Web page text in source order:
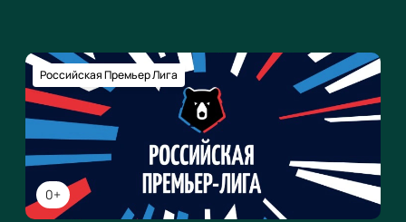
0+
Российская Премьер Лига